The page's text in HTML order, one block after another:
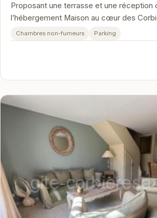
Proposant une terrasse et une réception
l’hébergement Maison au cœur des
d’un emplacement de c...
Chambres non-fumeurs Parking